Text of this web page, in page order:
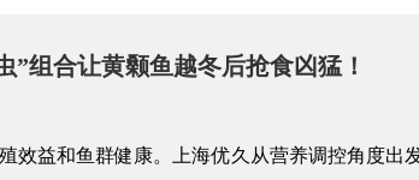
组合让黄颡鱼越冬后抢食凶猛！
效益和鱼群健康。上海优久从营养调控角度出